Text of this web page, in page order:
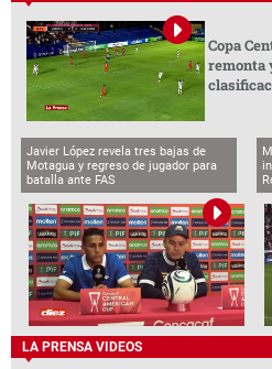
Copa
remonta
Javier López revela tres bajas de
Motagua y regreso de jugador para
batalla ante FAS
LA PRENSA VIDEOS